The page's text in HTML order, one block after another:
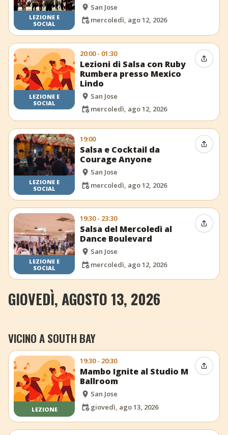
LEZIONE E
SOCIAL
San Jose
mercoledì, ago 12, 2026
LEZIONE E
SOCIAL
20:00 - 01:30
Lezioni di Salsa con Ruby
Rumbera presso Mexico
Lindo
San Jose
mercoledì, ago 12, 2026
LEZIONE E
SOCIAL
19:00
Salsa e Cocktail da
Courage Anyone
San Jose
mercoledì, ago 12, 2026
LEZIONE E
SOCIAL
19:30 - 23:30
Salsa del Mercoledì al
Dance Boulevard
San Jose
mercoledì, ago 12, 2026
GIOVEDÌ, AGOSTO 13, 2026
VICINO A SOUTH BAY
LEZIONE
19:30 - 20:30
Mambo Ignite al Studio M
Ballroom
San Jose
giovedì, ago 13, 2026